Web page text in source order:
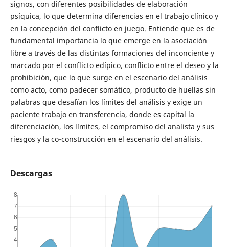
signos, con diferentes posibilidades de elaboración
psíquica, lo que determina diferencias en el trabajo clínico y
en la concepción del conflicto en juego. Entiende que es de
fundamental importancia lo que emerge en la asociación
libre a través de las distintas formaciones del inconciente y
marcado por el conflicto edípico, conflicto entre el deseo y la
prohibición, que lo que surge en el escenario del análisis
como acto, como padecer somático, producto de huellas sin
palabras que desafían los límites del análisis y exige un
paciente trabajo en transferencia, donde es capital la
diferenciación, los límites, el compromiso del analista y sus
riesgos y la co-construcción en el escenario del análisis.
Descargas